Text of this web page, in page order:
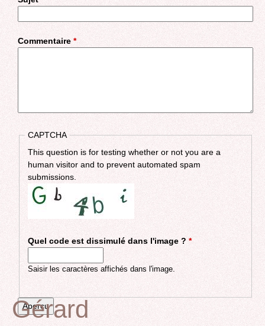
Commentaire *
CAPTCHA
This question is for testing whether or not you are a
human visitor and to prevent automated spam
submissions.
Quel code est dissimulé dans l'image ? *
Saisir les caractères affichés dans l'image.
Gérard